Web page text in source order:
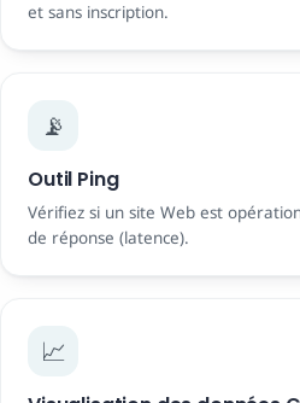
et sans inscription.
📡
Outil Ping
Vérifiez si un site Web est
de réponse (latence).
📈